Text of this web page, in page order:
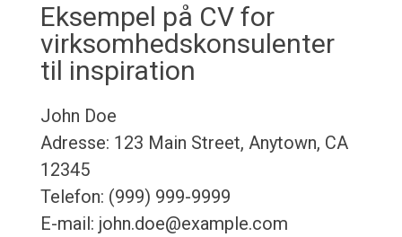
Eksempel på CV for
virksomhedskonsulenter
til inspiration
John Doe
Adresse: 123 Main Street, Anytown, CA
12345
Telefon: (999) 999-9999
E-mail: john.doe@example.com